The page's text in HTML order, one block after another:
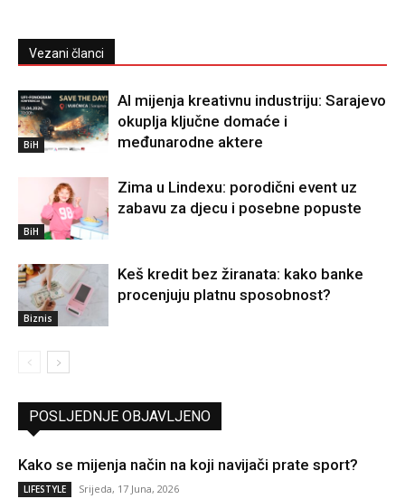
Vezani članci
BiH
AI mijenja kreativnu industriju: Sarajevo
okuplja ključne domaće i
međunarodne aktere
BiH
Zima u Lindexu: porodični event uz
zabavu za djecu i posebne popuste
Biznis
Keš kredit bez žiranata: kako banke
procenjuju platnu sposobnost?
POSLJEDNJE OBJAVLJENO
Kako se mijenja način na koji navijači prate sport?
LIFESTYLE Srijeda, 17 Juna, 2026